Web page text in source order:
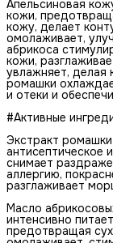
Апельсиновая
кожи,
кожу, делает
омолаживает,
абрикоса
кожи,
увлажняет, делая
ромашки
и отеки и
#Активные
Экстракт
антисептическое
снимает
аллергию,
разглаживает
Масло
интенсивно
предотвращая